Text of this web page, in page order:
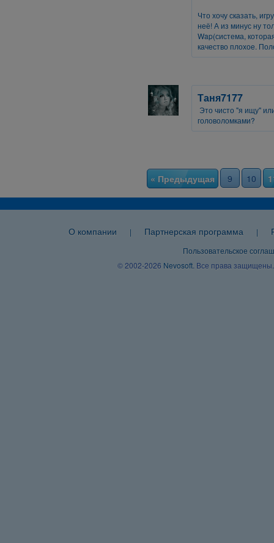
Что хочу сказать,
неё! А из минус ну
Wap(система,
качество плохое.
Таня7177
Это чисто "я ищу"
головоломками?
« Предыдущая 9 10
О компании | Партнерская программа |
Пользовательское
© 2002-2026 Nevosoft . Все права защищены